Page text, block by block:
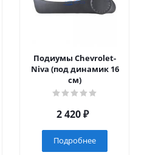
Подиумы Chevrolet-
Niva (под динамик 16
см)
2 420₽
Подробнее